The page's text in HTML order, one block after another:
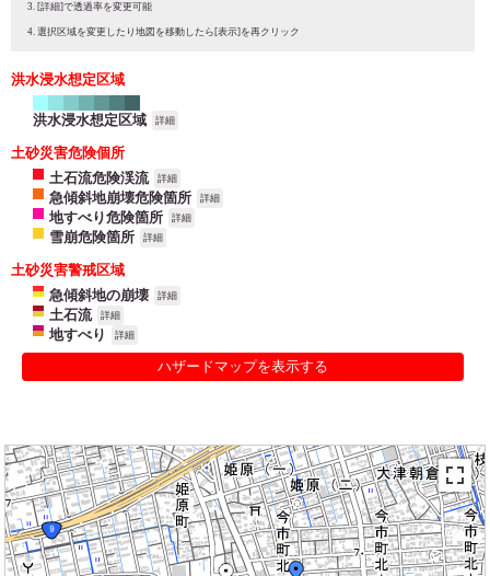
[詳細]で透過率を変更可能
選択区域を変更したり地図を移動したら[表示]を再クリック
洪水浸水想定区域
洪水浸水想定区域 詳細
土砂災害危険個所
土石流危険渓流
詳細
急傾斜地崩壊危険箇所 詳細
地すべり危険箇所 詳細
雪崩危険箇所 詳細
土砂災害警戒区域
急傾斜地の崩壊
詳細
土石流 詳細
地すべり 詳細
ハザードマップを表示する